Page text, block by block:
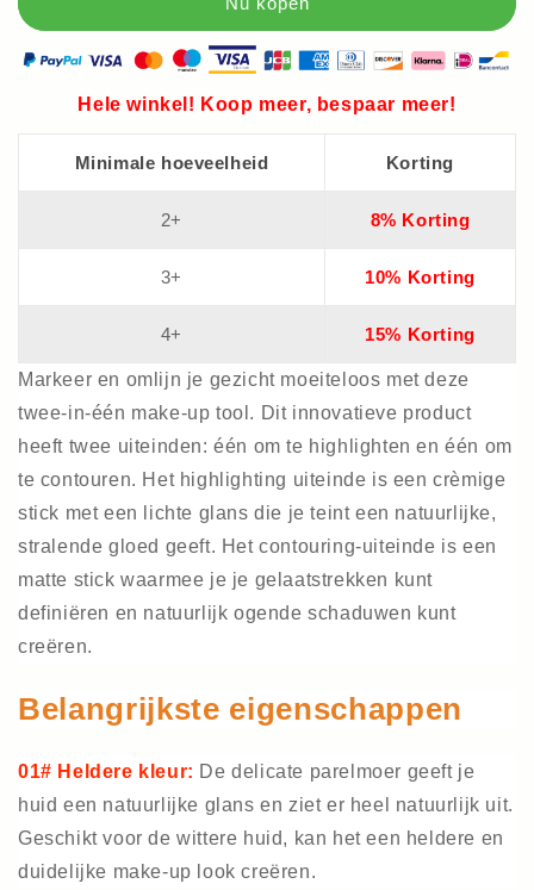
Hele winkel! Koop meer, bespaar meer!
Minimale hoeveelheid Korting
2+ 8% Korting
3+ 10% Korting
4+ 15% Korting
Markeer en omlijn je gezicht moeiteloos met deze
twee-in-één make-up tool. Dit innovatieve product
heeft twee uiteinden: één om te highlighten en één om
te contouren. Het highlighting uiteinde is een crèmige
stick met een lichte glans die je teint een natuurlijke,
stralende gloed geeft. Het contouring-uiteinde is een
matte stick waarmee je je gelaatstrekken kunt
definiëren en natuurlijk ogende schaduwen kunt
creëren.
Belangrijkste eigenschappen
01# Heldere kleur: De delicate parelmoer geeft je
huid een natuurlijke glans en ziet er heel natuurlijk uit.
Geschikt voor de wittere huid, kan het een heldere en
duidelijke make-up look creëren.